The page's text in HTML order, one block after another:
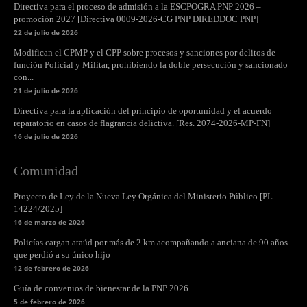
Directiva para el proceso de admisión a la ESCPOGRA PNP 2026 –
promoción 2027 [Directiva 0009-2026-CG PNP DIREDDOC PNP]
22 de julio de 2026
Modifican el CPMP y el CPP sobre procesos y sanciones por delitos de
función Policial y Militar, prohibiendo la doble persecución y sancionado
con...
21 de julio de 2026
Directiva para la aplicación del principio de oportunidad y el acuerdo
reparatorio en casos de flagrancia delictiva. [Res. 2074-2026-MP-FN]
16 de julio de 2026
Comunidad
Proyecto de Ley de la Nueva Ley Orgánica del Ministerio Público [PL
14224/2025]
16 de marzo de 2026
Policías cargan ataúd por más de 2 km acompañando a anciana de 90 años
que perdió a su único hijo
12 de febrero de 2026
Guía de convenios de bienestar de la PNP 2026
5 de febrero de 2026